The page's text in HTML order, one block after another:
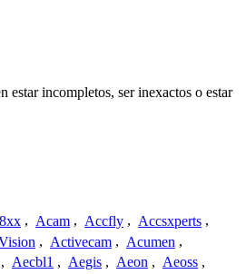
incompletos, ser inexactos o estar
, Acam , Accfly , Accsxperts ,
, Activecam , Acumen ,
, Aecbl1 , Aegis , Aeon , Aeoss ,